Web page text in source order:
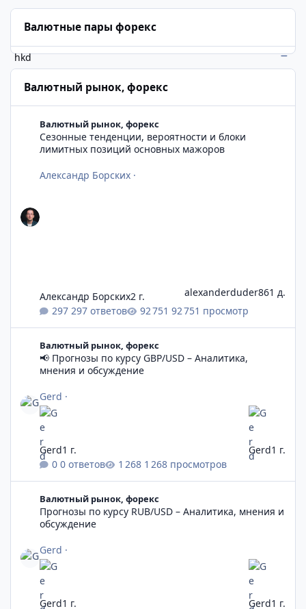
Валютные пары форекс
hkd
Валютный рынок, форекс
Валютный рынок, форекс
Сезонные тенденции, вероятности и блоки
лимитных позиций основных мажоров
Александр Борских ·
297 ответов 92 751 просмотр
Александр Борских2 г. alexanderduder861 д.
Валютный рынок, форекс
📢 Прогнозы по курсу GBP/USD – Аналитика,
мнения и обсуждение
Gerd ·
0 ответов 1 268 просмотров
Gerd1 г. Gerd1 г.
Валютный рынок, форекс
Прогнозы по курсу RUB/USD – Аналитика, мнения и
обсуждение
Gerd ·
Gerd1 г. Gerd1 г.